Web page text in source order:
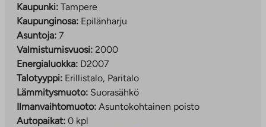
Kaupunki: Tampere
Kaupunginosa: Epilänharju
Asuntoja: 7
Valmistumisvuosi: 2000
Energialuokka: D2007
Talotyyppi: Erillistalo, Paritalo
Lämmitysmuoto: Suorasähkö
Ilmanvaihtomuoto: Asuntokohtainen poisto
Autopaikat: 0 kpl